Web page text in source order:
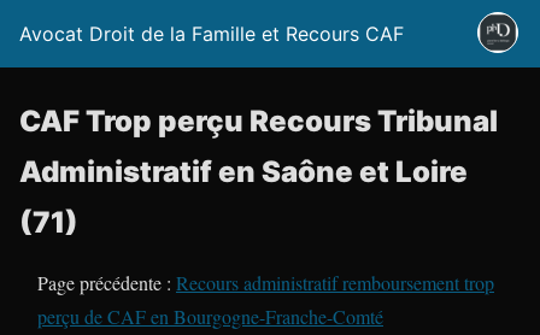
Avocat Droit de la Famille et Recours CAF
CAF Trop perçu Recours Tribunal
Administratif en Saône et Loire
(71)
Page précédente : Recours administratif remboursement trop
perçu de CAF en Bourgogne-Franche-Comté